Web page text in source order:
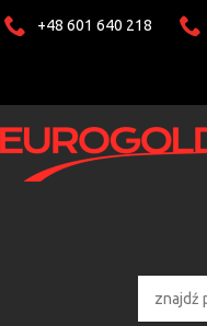
+48 601 640 218